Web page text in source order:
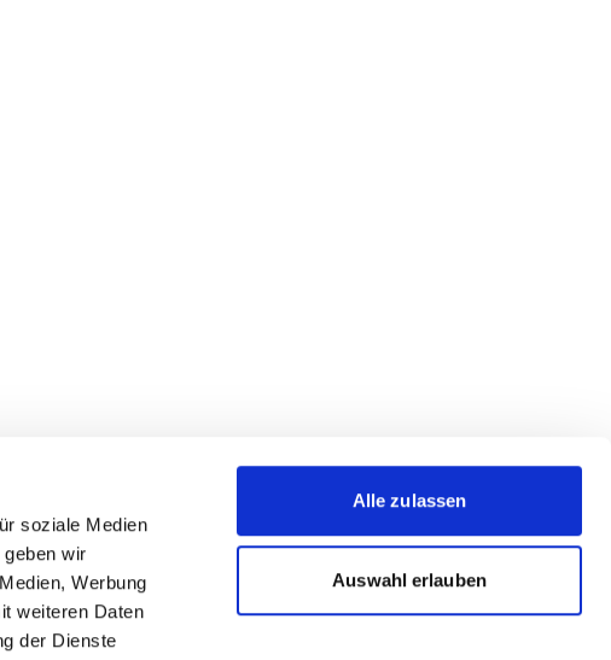
soziale Medien
wir
Werbung
weiteren Daten
der Dienste
Alle zulassen
Auswahl erlauben